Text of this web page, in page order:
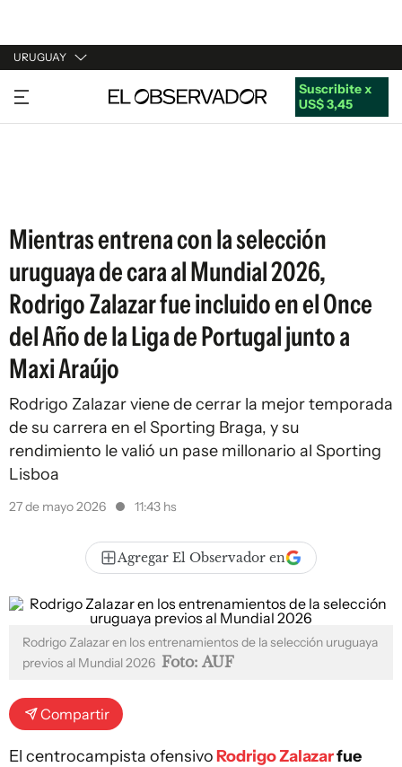
URUGUAY
URUGUAY
ARGENTINA
Suscribite x
US$ 3,45
Mientras entrena con la selección
uruguaya de cara al Mundial 2026,
Rodrigo Zalazar fue incluido en el Once
del Año de la Liga de Portugal junto a
Maxi Araújo
Rodrigo Zalazar viene de cerrar la mejor temporada
de su carrera en el Sporting Braga, y su
rendimiento le valió un pase millonario al Sporting
Lisboa
27 de mayo 2026 11:43 hs
Agregar El Observador en
Rodrigo Zalazar en los entrenamientos de la selección uruguaya
previos al Mundial 2026 Foto: AUF
Compartir
El centrocampista ofensivoRodrigo Zalazarfue